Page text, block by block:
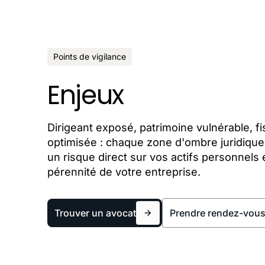
Points de vigilance
Enjeux
Dirigeant exposé, patrimoine vulnérable,
optimisée : chaque zone d'ombre
un risque direct sur vos actifs personnels
pérennité de votre entreprise.
Trouver un avocat Prendre rendez-vous